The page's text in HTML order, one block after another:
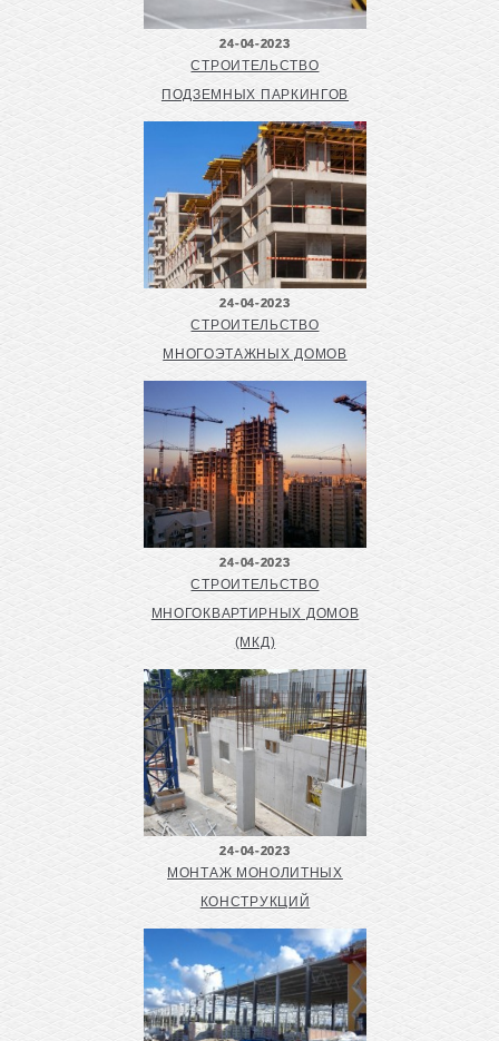
24-04-2023
СТРОИТЕЛЬСТВО
ПОДЗЕМНЫХ ПАРКИНГОВ
24-04-2023
СТРОИТЕЛЬСТВО
МНОГОЭТАЖНЫХ ДОМОВ
24-04-2023
СТРОИТЕЛЬСТВО
МНОГОКВАРТИРНЫХ ДОМОВ
(МКД)
24-04-2023
МОНТАЖ МОНОЛИТНЫХ
КОНСТРУКЦИЙ